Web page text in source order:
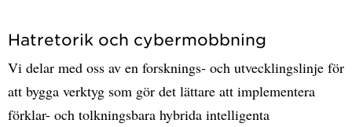
Hatretorik och cybermobbning
Vi delar med oss av en forsknings- och utvecklingslinje för
att bygga verktyg som gör det lättare att implementera
förklar- och tolkningsbara hybrida intelligenta